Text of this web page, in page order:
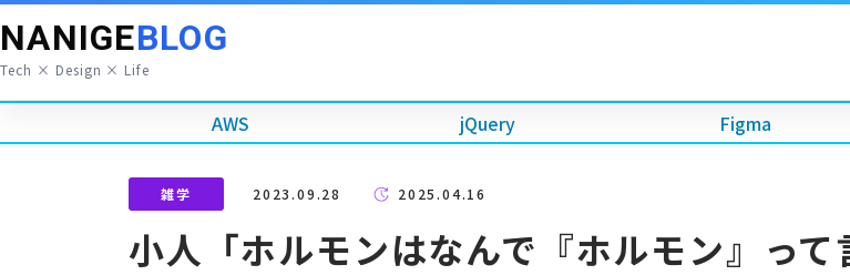
NANIGEBLOG
Tech × Design × Life
AWS jQuery Figma
雑学 2023.09.28 2025.04.16
小人「ホルモンはなんで『ホルモン』って